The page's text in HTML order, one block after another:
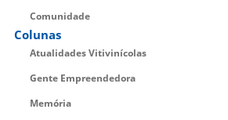
Comunidade
Colunas
Atualidades Vitivinícolas
Gente Empreendedora
Memória